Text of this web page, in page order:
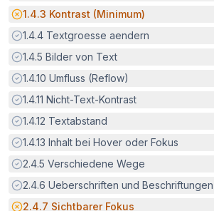
Potenzielle Barriere:
1.4.3 Kontrast (Minimum)
Erfüllt:
1.4.4 Textgroesse aendern
Erfüllt:
1.4.5 Bilder von Text
Erfüllt:
1.4.10 Umfluss (Reflow)
Erfüllt:
1.4.11 Nicht-Text-Kontrast
Erfüllt:
1.4.12 Textabstand
Erfüllt:
1.4.13 Inhalt bei Hover oder Fokus
Erfüllt:
2.4.5 Verschiedene Wege
Erfüllt:
2.4.6 Ueberschriften und Beschriftungen
Potenzielle Barriere:
2.4.7 Sichtbarer Fokus